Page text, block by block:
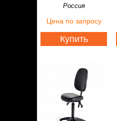
Россия
Цена по запросу
Купить